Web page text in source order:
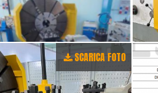
SCARICA FOTO